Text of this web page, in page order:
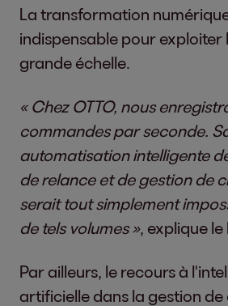
La transformation
indispensable pour exploiter
grande échelle.
« Chez OTTO, nous
commandes par seconde.
automatisation intelligente
de relance et de gestion de
serait tout simplement
de tels volumes », explique
Par ailleurs, le recours à
artificielle dans la gestion de